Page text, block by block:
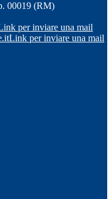
00019 (RM)
per inviare una mail
Link per inviare una mail